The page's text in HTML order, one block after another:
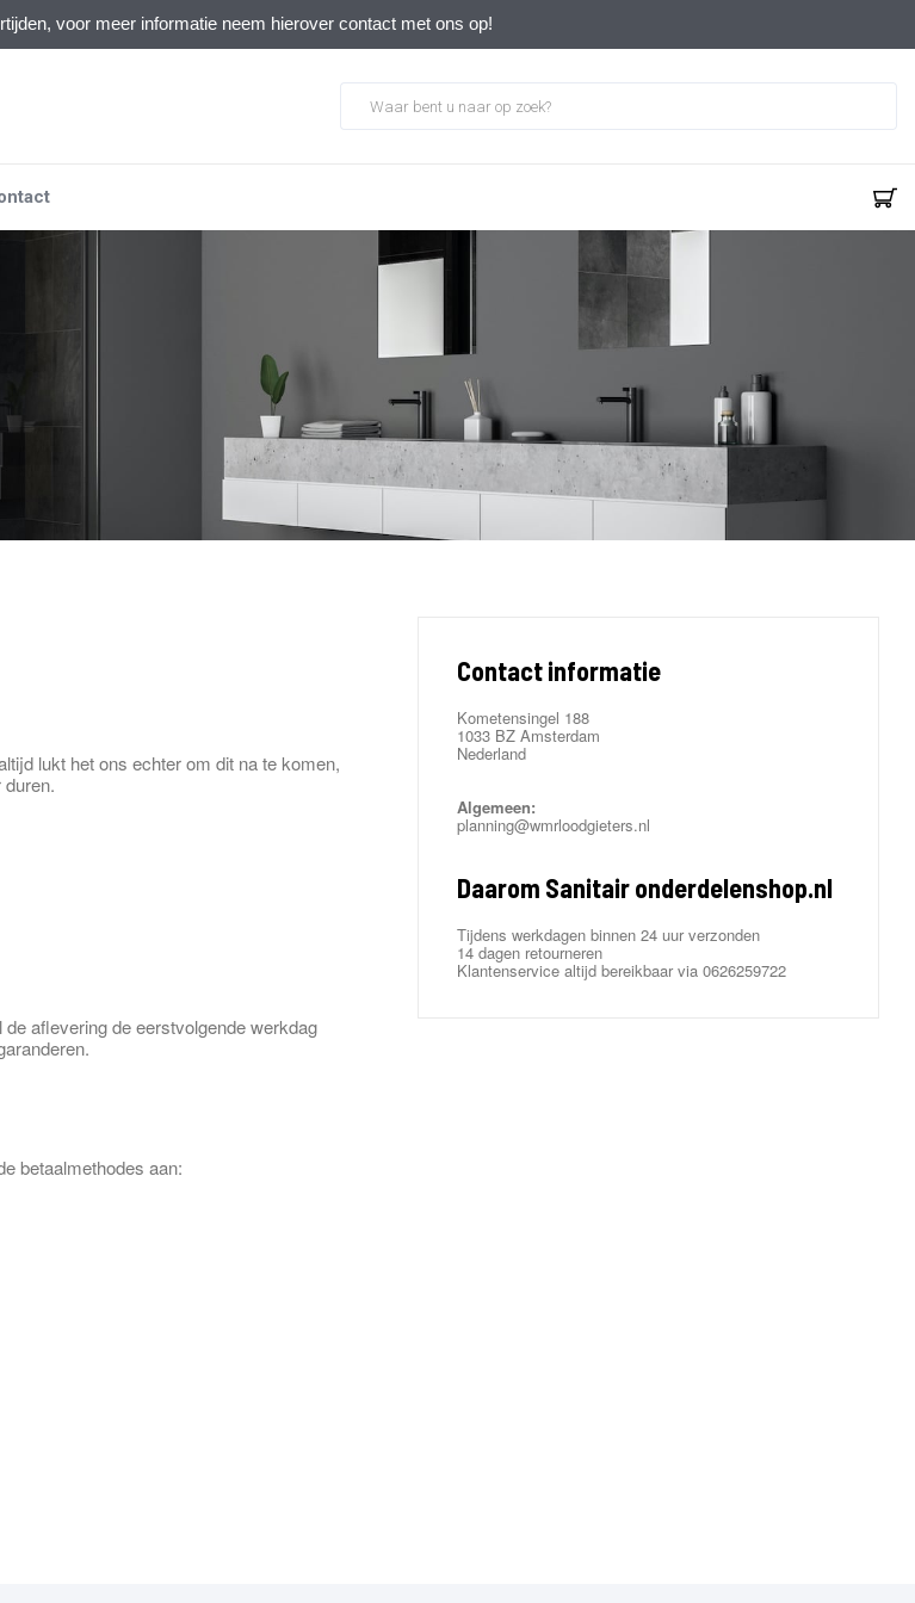
voor meer informatie neem hierover contact met ons op!
lukt het ons echter om dit na te komen,
aflevering de eerstvolgende werkdag
betaalmethodes aan:
Contact informatie
Kometensingel 188
1033 BZ Amsterdam
Nederland
Algemeen:
planning@wmrloodgieters.nl
Daarom Sanitair onderdelenshop.nl
Tijdens werkdagen binnen 24 uur verzonden
14 dagen retourneren
Klantenservice altijd bereikbaar via 0626259722